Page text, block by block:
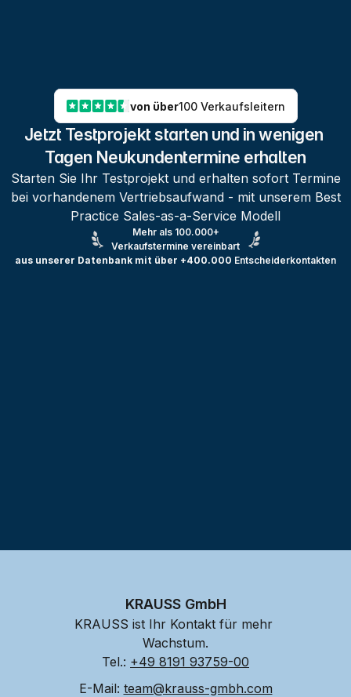
von über100 Verkaufsleitern
Jetzt Testprojekt starten und in wenigen
Tagen Neukundentermine erhalten
Starten Sie Ihr Testprojekt und erhalten sofort Termine
bei vorhandenem Vertriebsaufwand - mit unserem Best
Practice Sales-as-a-Service Modell
Mehr als 100.000+
Verkaufstermine vereinbart
aus unserer Datenbank mit über +400.000 Entscheiderkontakten
KRAUSS GmbH
KRAUSS ist Ihr Kontakt für mehr
Wachstum.
Tel.: +49 8191 93759-00
E-Mail: team@krauss-gmbh.com